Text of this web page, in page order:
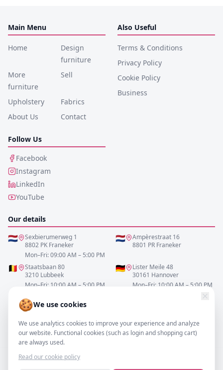
🍪We use cookies
We use analytics cookies to improve your experience and analyze
our website. Functional cookies (such as login and shopping cart)
are always used.
Read our cookie policy
Main Menu
Home
Design
furniture
More
furniture
Sell
Upholstery
Fabrics
About Us
Contact
Also Useful
Terms & Conditions
Privacy Policy
Cookie Policy
Business
Follow Us
Facebook
Instagram
LinkedIn
YouTube
Our details
🇳🇱
Sexbierumerweg 1
8802 PK Franeker
Mon–Fri: 09:00 AM – 5:00 PM
🇳🇱
Ampèrestraat 16
8801 PR Franeker
🇧🇪
Staatsbaan 80
3210 Lubbeek
Mon–Fri: 10:00 AM – 5:00 PM
🇩🇪
Lister Meile 48
30161 Hannover
Mon–Fri: 10:00 AM – 5:00 PM
0517-700521
info@resofa.nl